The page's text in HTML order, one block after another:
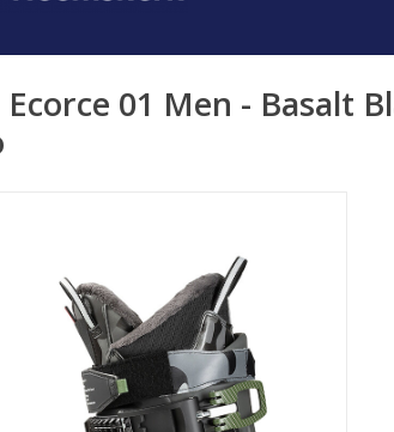
01 Men - Basalt